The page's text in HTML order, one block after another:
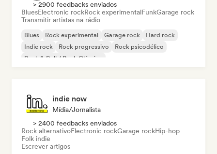
> 2900 feedbacks enviados
BluesElectronic rockRock experimentalFunkGarage rock
Transmitir artistas na rádio
Blues Rock experimental Garage rock
Hard rock
Indie rock
Rock progressivo
Rock psicodélico
Rock & Roll / Rock Clássico
indie now
Mídia/Jornalista
> 2400 feedbacks enviados
Rock alternativoElectronic rockGarage rockHip-hop
Folk indie
Escrever artigos